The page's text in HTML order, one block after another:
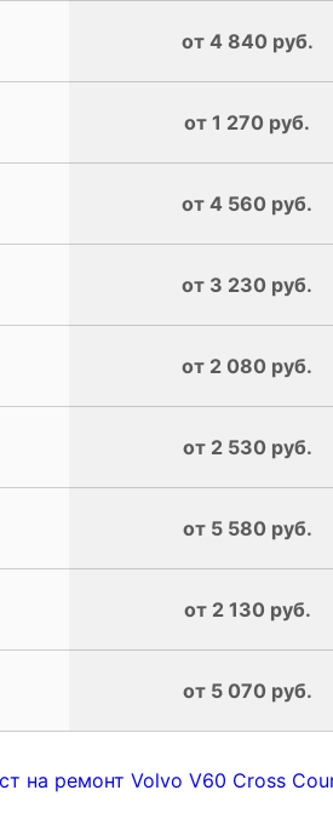
от 4 840 руб.
от 1 270 руб.
от 4 560 руб.
от 3 230 руб.
от 2 080 руб.
от 2 530 руб.
от 5 580 руб.
от 2 130 руб.
от 5 070 руб.
на ремонт Volvo V60 Cross